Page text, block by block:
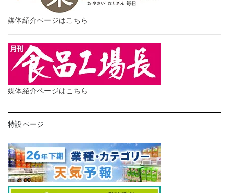
媒体紹介ページはこちら
媒体紹介ページはこちら
特設ページ